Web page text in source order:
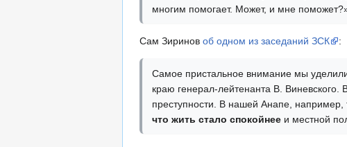
многим помогает. Может, и мне
Сам Зиринов об одном из заседаний ЗСК :
Самое пристальное внимание мы
краю генерал-лейтенанта В.
преступности. В нашей Анапе,
что жить стало спокойнее и местной